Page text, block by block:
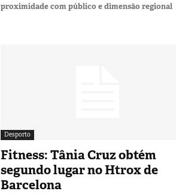
proximidade com público e dimensão regional
Desporto
Fitness: Tânia Cruz obtém
segundo lugar no Htrox de
Barcelona